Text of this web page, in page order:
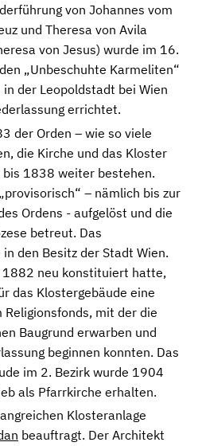
von Johannes vom
und Theresa von Avila
von Jesus) wurde im 16.
„Unbeschuhte Karmeliten“
der Leopoldstadt bei Wien
errichtet.
der Orden – wie so viele
die Kirche und das Kloster
1838 weiter bestehen.
– nämlich bis zur
Ordens - aufgelöst und die
betreut. Das
den Besitz der Stadt Wien.
1882 neu konstituiert hatte,
das Klostergebäude eine
Religionsfonds, mit der die
Baugrund erwarben und
beginnen konnten. Das
im 2. Bezirk wurde 1904
als Pfarrkirche erhalten.
Klosteranlage
beauftragt. Der Architekt